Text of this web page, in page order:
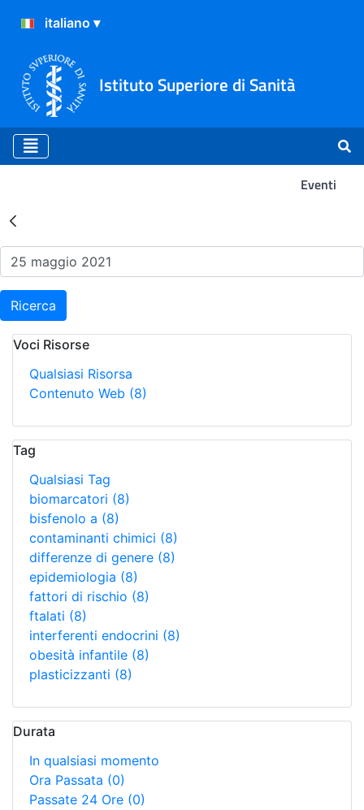
Istituto Superiore di Sanità
Eventi
Risultati della Ricerca -
Ricerca
Voci Risorse
Qualsiasi Risorsa
Contenuto Web (8)
Tag
Qualsiasi Tag
biomarcatori (8)
bisfenolo a (8)
contaminanti chimici (8)
differenze di genere (8)
epidemiologia (8)
fattori di rischio (8)
ftalati (8)
interferenti endocrini (8)
obesità infantile (8)
plasticizzanti (8)
Durata
In qualsiasi momento
Ora Passata (0)
Passate 24 Ore (0)